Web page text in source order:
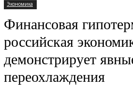
Экономика
Финансовая
российская
демонстрирует
переохлаждения